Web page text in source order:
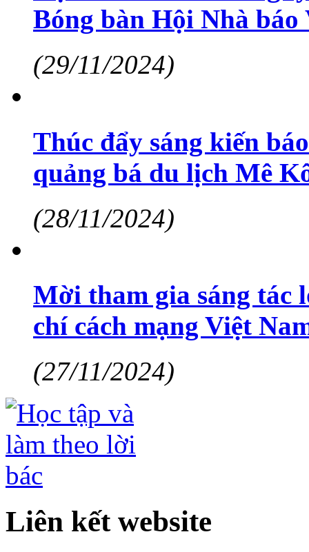
Bóng bàn Hội Nhà
(29/11/2024)
Thúc đẩy sáng kiến
quảng bá du lịch Mê
(28/11/2024)
Mời tham gia sáng tác
chí cách mạng Việt
(27/11/2024)
Liên kết website